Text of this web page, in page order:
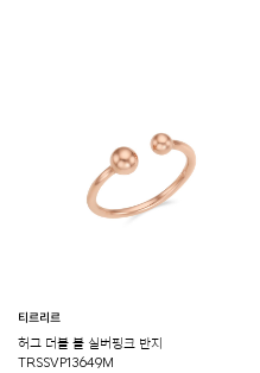
티르리르
허그 더블 볼 실버핑크 반지
TRSSVP13649M